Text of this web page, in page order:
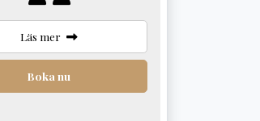
Läs mer
Boka nu